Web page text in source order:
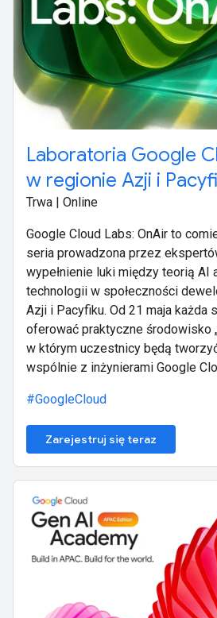
Laboratoria Google
w regionie Azji i
Trwa | Online
Google Cloud Labs: OnAir to
seria prowadzona przez
wypełnienie luki między teorią AI
technologii w społeczności
Azji i Pacyfiku. Od 21 maja każda
oferować praktyczne środowisko
w którym uczestnicy będą
wspólnie z inżynierami Google
#GoogleCloud
Zarejestruj się teraz